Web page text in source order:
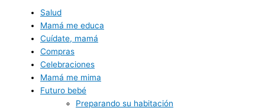
Salud
Mamá me educa
Cuídate, mamá
Compras
Celebraciones
Mamá me mima
Futuro bebé
Preparando su habitación